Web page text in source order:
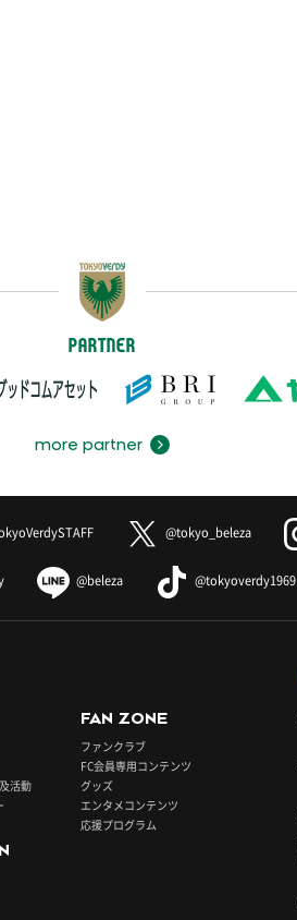
PARTNER
more partner
@tokyo_beleza
@beleza @tokyoverdy1969
活動
FAN ZONE
ファンクラブ
FC会員専用コンテンツ
グッズ
エンタメコンテンツ
応援プログラム